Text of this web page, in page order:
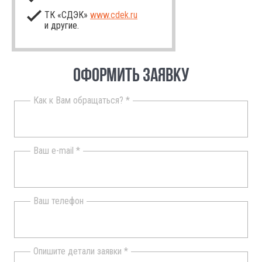
ТК «СДЭК» www.cdek.ru
и другие.
ОФОРМИТЬ ЗАЯВКУ
Как к Вам обращаться? *
Ваш e-mail *
Ваш телефон
Опишите детали заявки *